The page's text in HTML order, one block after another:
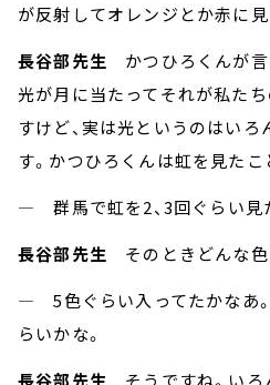
が反射してオレンジとか赤に
長谷部先生 かつひろくんが言
光が月に当たってそれが私た
すけど、実は光というのはい
す。かつひろくんは虹を見たこ
― 群馬で虹を2、3回ぐらい見
長谷部先生 そのときどんな色
― 5色ぐらい入ってたかなあ。
らいかな。
長谷部先生 そうですね。いろ